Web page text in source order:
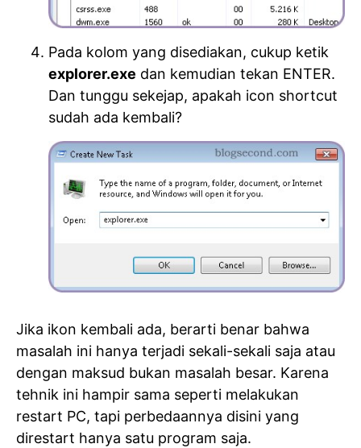
Pada kolom yang disediakan, cukup ketik
explorer.exe dan kemudian tekan ENTER.
Dan tunggu sekejap, apakah icon shortcut
sudah ada kembali?
Jika ikon kembali ada, berarti benar bahwa
masalah ini hanya terjadi sekali-sekali saja atau
dengan maksud bukan masalah besar. Karena
tehnik ini hampir sama seperti melakukan
restart PC, tapi perbedaannya disini yang
direstart hanya satu program saja.